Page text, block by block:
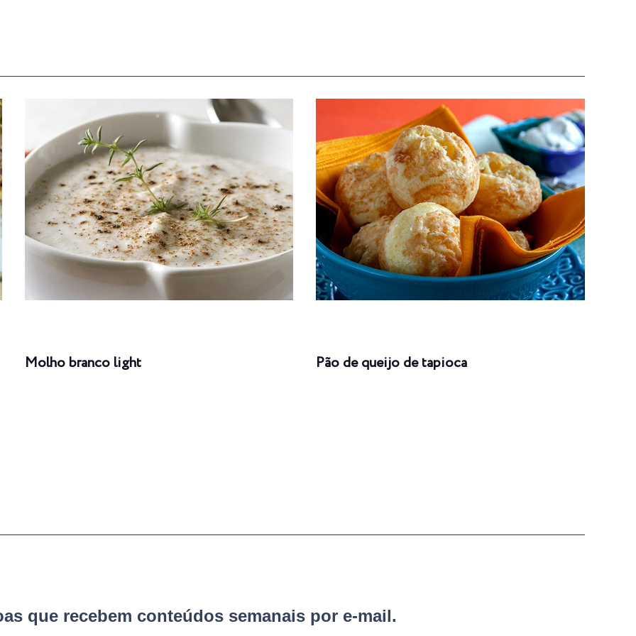
Molho branco light Pão de queijo de tapioca
que recebem conteúdos semanais por e-mail.